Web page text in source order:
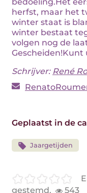
herfst, maar het
winter staat is
winter bestaat
volgen nog de
Gescheiden!Kunt
Schrijver: René
Geplaatst in de
Jaargetijden
gestemd.
543